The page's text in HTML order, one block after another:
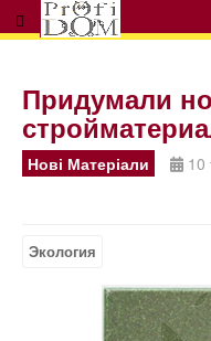
Придумали
Нові Матеріали 10
Экология